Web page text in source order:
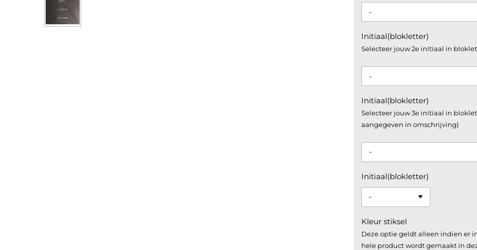
Initiaal(blokletter)
Selecteer jouw 2e initiaal in
Initiaal(blokletter)
Selecteer jouw 3e initiaal in
aangegeven in omschrijving)
Initiaal(blokletter)
Kleur stiksel
Deze optie geldt alleen indien er
hele product wordt gemaakt in